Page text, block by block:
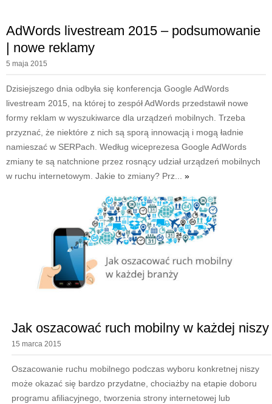
AdWords livestream 2015 – podsumowanie
| nowe reklamy
5 maja 2015
Dzisiejszego dnia odbyła się konferencja Google AdWords
livestream 2015, na której to zespół AdWords przedstawił nowe
formy reklam w wyszukiwarce dla urządzeń mobilnych. Trzeba
przyznać, że niektóre z nich są sporą innowacją i mogą ładnie
namieszać w SERPach. Według wiceprezesa Google AdWords
zmiany te są natchnione przez rosnący udział urządzeń mobilnych
w ruchu internetowym. Jakie to zmiany? Prz... »
Jak oszacować ruch mobilny w każdej niszy
15 marca 2015
Oszacowanie ruchu mobilnego podczas wyboru konkretnej niszy
może okazać się bardzo przydatne, chociażby na etapie doboru
programu afiliacyjnego, tworzenia strony internetowej lub